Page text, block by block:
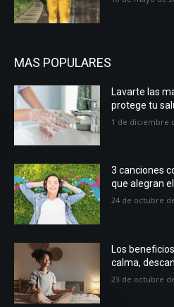
MAS POPULARES
Lavarte las
protege tu
1 de diciembre
3 canciones
que alegran
24 de octubre
Los
calma,
23 de octubre